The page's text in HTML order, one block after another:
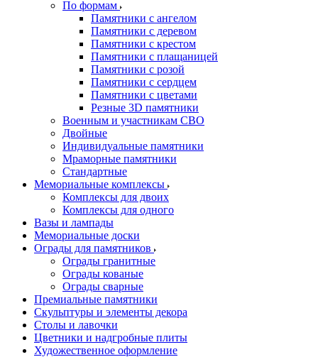
По формам
Памятники с ангелом
Памятники с деревом
Памятники с крестом
Памятники с плащаницей
Памятники с розой
Памятники с сердцем
Памятники с цветами
Резные 3D памятники
Военным и участникам СВО
Двойные
Индивидуальные памятники
Мраморные памятники
Стандартные
Мемориальные комплексы
Комплексы для двоих
Комплексы для одного
Вазы и лампады
Мемориальные доски
Ограды для памятников
Ограды гранитные
Ограды кованые
Ограды сварные
Премиальные памятники
Скульптуры и элементы декора
Столы и лавочки
Цветники и надгробные плиты
Художественное оформление